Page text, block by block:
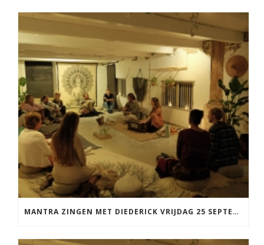
MANTRA ZINGEN MET DIEDERICK VRIJDAG 25 SEPTEMBER EN 20 NOVEMBER